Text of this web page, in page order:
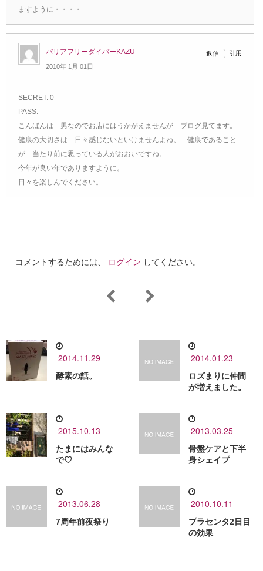
ますように・・・・
バリアフリーダイバーKAZU
2010年 1月 01日
返信 引用
SECRET: 0
PASS:
こんばんは 男なのでお店にはうかがえませんが ブログ見てます。
健康の大切さは 日々感じないといけませんよね。 健康であること
が 当たり前に思っている人がおおいですね。
今年が良い年でありますように。
日々を楽しんでください。
コメントするためには、 ログイン してください。
2014.11.29
酵素の話。
2014.01.23
ロズまりに仲間
が増えました。
2015.10.13
たまにはみんな
で♡
2013.03.25
骨盤ケアと下半
身シェイプ
2013.06.28
7周年前夜祭り
2010.10.11
プラセンタ2日目
の効果